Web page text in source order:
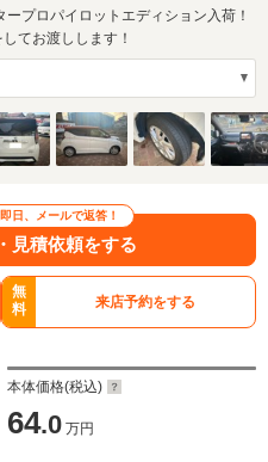
プロパイロットエディション入荷！
てお渡しします！
日、メールで返答！
見積依頼をする
無
料
来店予約をする
本体価格(税込)
64.0 万円